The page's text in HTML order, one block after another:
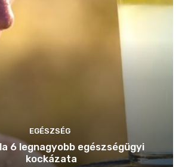
EGÉSZSÉG
6 legnagyobb egészségügyi
kockázata